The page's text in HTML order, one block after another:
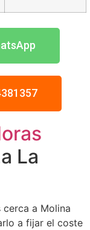
La
cerca a Molina
a fijar el coste